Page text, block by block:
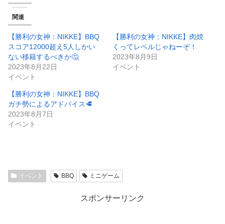
関連
【勝利の女神：NIKKE】BBQ
スコア12000超え5人しかい
ない移籍するべきか🤔
2023年8月22日
イベント
【勝利の女神：NIKKE】肉焼
くってレベルじゃねーぞ！
2023年8月9日
イベント
【勝利の女神：NIKKE】BBQ
ガチ勢によるアドバイス🥩
2023年8月7日
イベント
イベント BBQ ミニゲーム
スポンサーリンク